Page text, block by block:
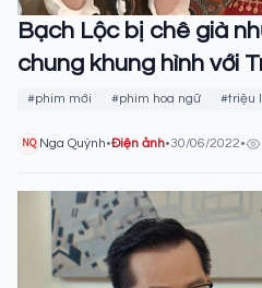
Bạch Lộc bị chê già
chung khung hình với
Angelababy
#phim mới #phim hoa ngữ #triệu
NQ Nga Quỳnh•Điện ảnh•30/06/2022•